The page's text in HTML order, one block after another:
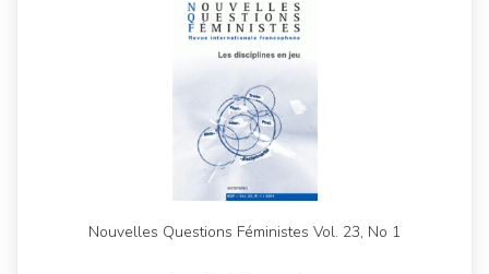
Nouvelles Questions Féministes Vol. 23, No 1